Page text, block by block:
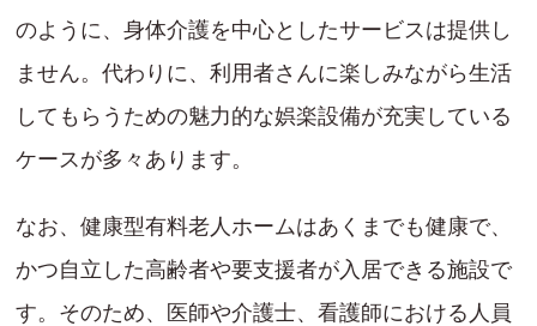
のように、身体介護を中心としたサービスは提供し
ません。代わりに、利用者さんに楽しみながら生活
してもらうための魅力的な娯楽設備が充実している
ケースが多々あります。
なお、健康型有料老人ホームはあくまでも健康で、
かつ自立した高齢者や要支援者が入居できる施設で
す。そのため、医師や介護士、看護師における人員